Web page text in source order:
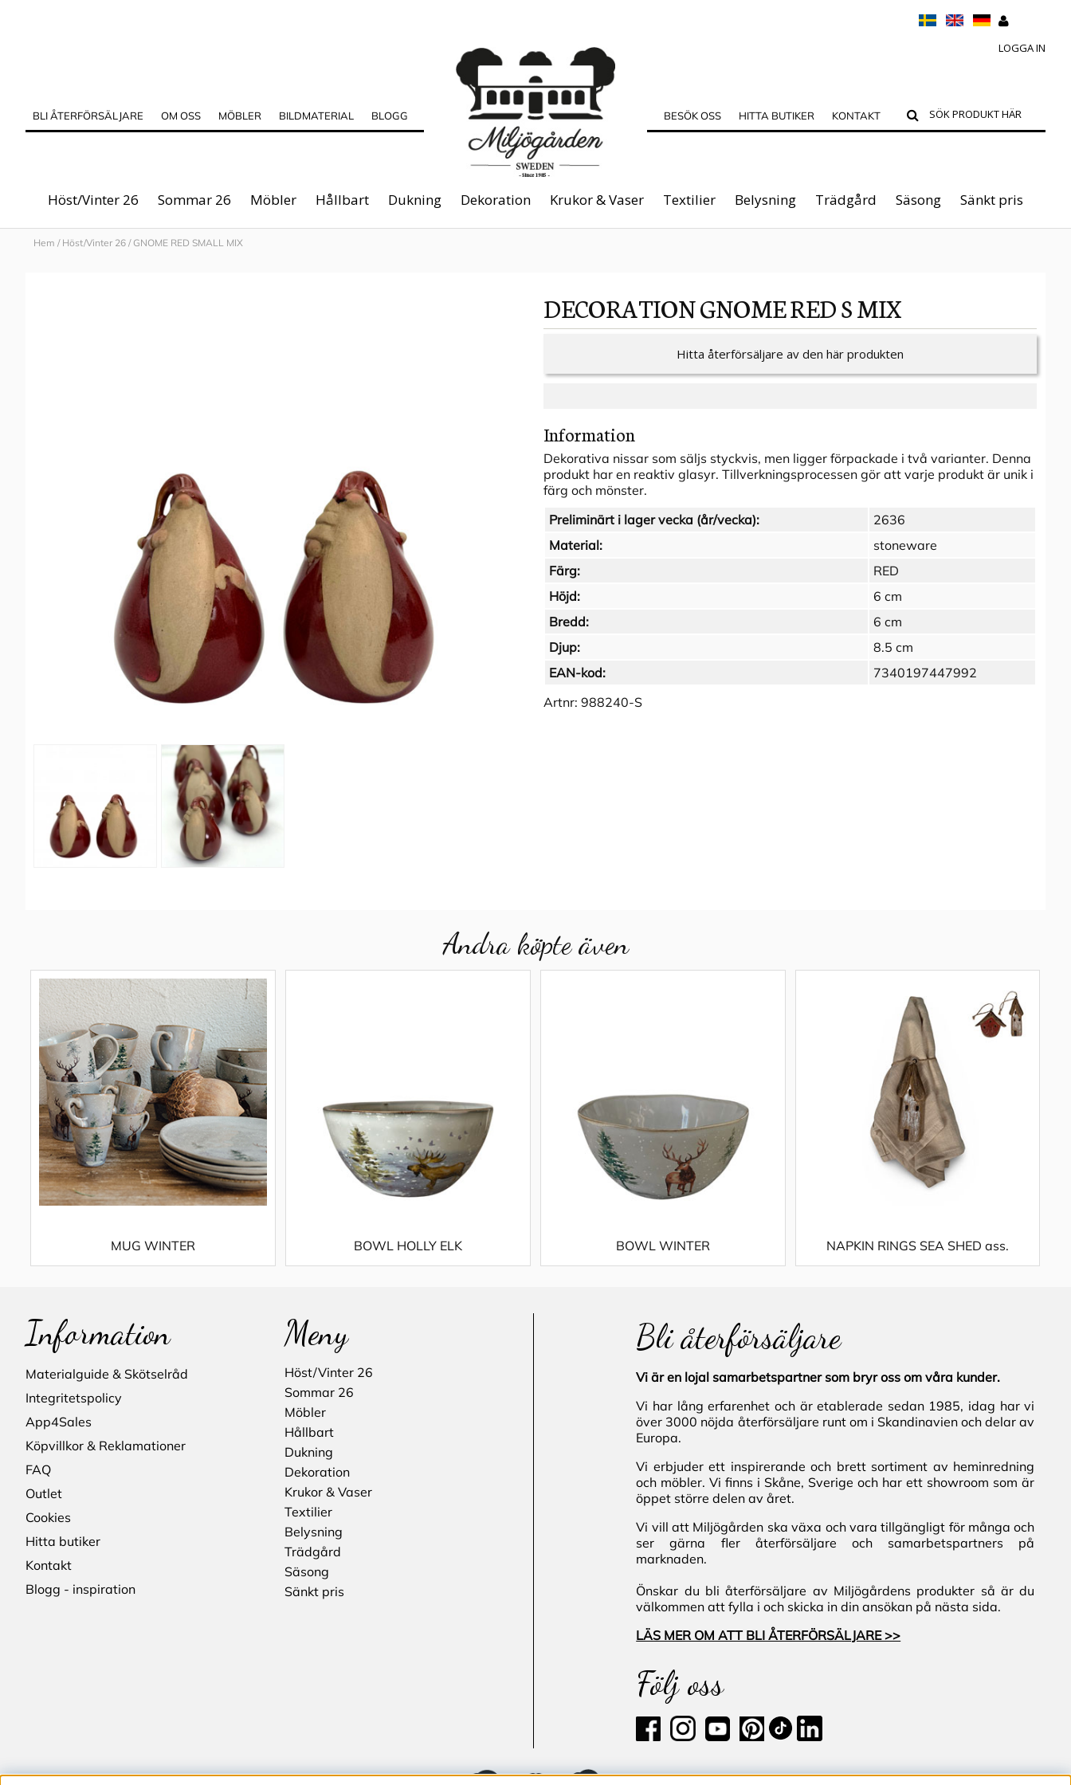
LOGGA IN
BLI ÅTERFÖRSÄLJARE OM OSS MÖBLER BILDMATERIAL BLOGG BESÖK OSS HITTA BUTIKER KONTAKT
Höst/Vinter 26 Sommar 26 Möbler Hållbart Dukning Dekoration Krukor & Vaser Textilier Belysning Trädgård Säsong Sänkt pris
Hem / Höst/Vinter 26 / GNOME RED SMALL MIX
DECORATION GNOME RED S MIX
Hitta återförsäljare av den här produkten
Information
Dekorativa nissar som säljs styckvis, men ligger förpackade i två varianter. Denna
produkt har en reaktiv glasyr. Tillverkningsprocessen gör att varje produkt är unik i
färg och mönster.
Preliminärt i lager vecka (år/vecka):
2636
Material:
stoneware
Färg:
RED
Höjd:
6 cm
Bredd:
6 cm
Djup:
8.5 cm
EAN-kod:
7340197447992
Artnr: 988240-S
Andra köpte även
MUG WINTER BOWL HOLLY ELK BOWL WINTER NAPKIN RINGS SEA SHED ass.
Information
Materialguide & Skötselråd
Integritetspolicy
App4Sales
Köpvillkor & Reklamationer
FAQ
Outlet
Cookies
Hitta butiker
Kontakt
Blogg - inspiration
Meny
Höst/Vinter 26
Sommar 26
Möbler
Hållbart
Dukning
Dekoration
Krukor & Vaser
Textilier
Belysning
Trädgård
Säsong
Sänkt pris
Bli återförsäljare
Vi är en lojal samarbetspartner som bryr oss om våra kunder.
Vi har lång erfarenhet och är etablerade sedan 1985, idag har vi
över 3000 nöjda återförsäljare runt om i Skandinavien och delar av
Europa.
Vi erbjuder ett inspirerande och brett sortiment av heminredning
och möbler. Vi finns i Skåne, Sverige och har ett showroom som är
öppet större delen av året.
Vi vill att Miljögården ska växa och vara tillgängligt för många och
ser gärna fler återförsäljare och samarbetspartners på
marknaden.
Önskar du bli återförsäljare av Miljögårdens produkter så är du
välkommen att fylla i och skicka in din ansökan på nästa sida.
LÄS MER OM ATT BLI ÅTERFÖRSÄLJARE >>
Följ oss